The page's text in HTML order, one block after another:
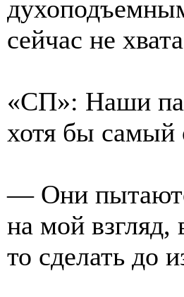
сейчас не
«СП»: Наши
хотя бы самый
— Они
на мой
то сделать до